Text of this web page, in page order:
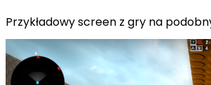
Przykładowy screen z gry na